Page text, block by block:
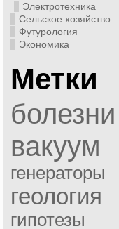
Электротехника
Сельское хозяйство
Футурология
Экономика
Метки
болезни
вакуум
генераторы
геология
гипотезы